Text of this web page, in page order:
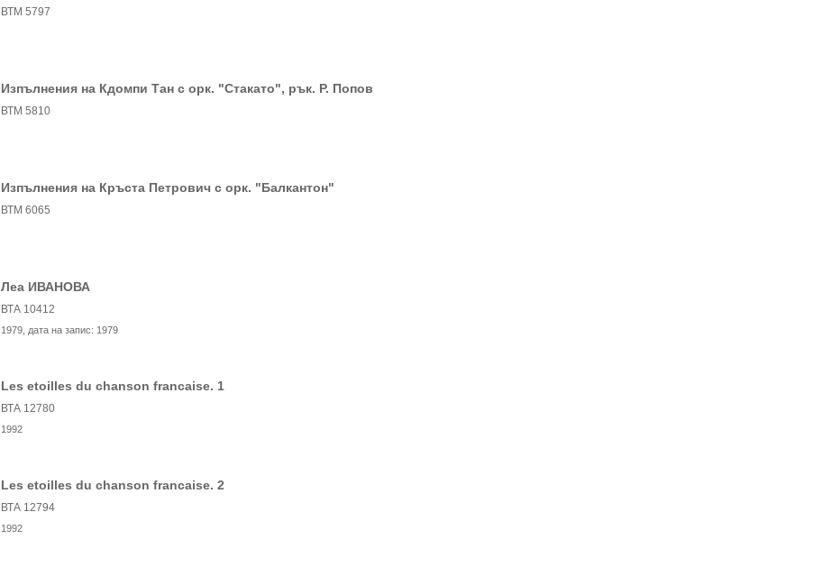
ВТМ 5797
Изпълнения на Кдомпи Тан с орк. "Стакато", рък. Р. Попов
ВТМ 5810
Изпълнения на Кръста Петрович с орк. "Балкантон"
ВТМ 6065
Леа ИВАНОВА
ВТА 10412
1979 , дата на запис: 1979
Les etoilles du chanson francaise. 1
ВТА 12780
1992
Les etoilles du chanson francaise. 2
ВТА 12794
1992